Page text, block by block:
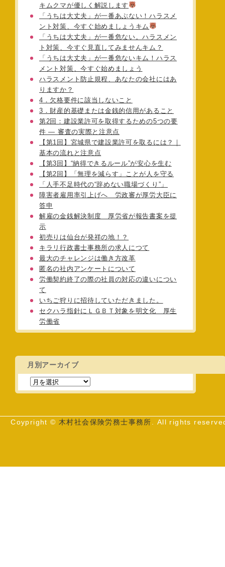
キムクマが優しく解説します
「うちは大丈夫」が一番あぶない！ハラスメ
ント対策、今すぐ始めましょうキム
「うちは大丈夫」が一番危ない。ハラスメン
ト対策、今すぐ見直してみませんキム？
「うちは大丈夫」が一番危ないキム！ハラス
メント対策、今すぐ始めましょう
ハラスメント防止規程、あなたの会社にはあ
りますか？
4．欠格要件に該当しないこと
3．財産的基礎または金銭的信用があること
第2回：建設業許可を取得するための5つの要
件 ― 審査の実際と注意点
【第1回】宮城県で建設業許可を取るには？｜
基本の流れと注意点
【第3回】“納得できるルール”が安心を生む
【第2回】「無理を減らす」ことが人を守る
「人手不足時代の“辞めない職場づくり”」
障害者雇用率引上げへ 労政審が厚労大臣に
答申
解雇の金銭解決制度 厚労省が報告書案を提
示
初売りは仙台が発祥の地！？
キラリ行政書士事務所の求人につて
最大のチャレンジは働き方改革
匿名の社内アンケートについて
労働契約終了の際の社員の対応の違いについ
て
いちご狩りに招待していただきました。
セクハラ指針にＬＧＢＴ対象を明文化 厚生
労働省
月別アーカイブ
Coypright © 木村社会保険労務士事務所 . All rights